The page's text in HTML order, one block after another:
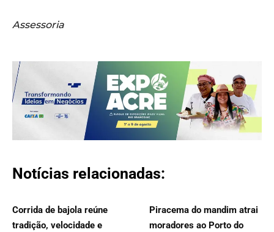
Assessoria
Notícias relacionadas:
Corrida de bajola reúne
tradição, velocidade e
Piracema do mandim atrai
moradores ao Porto do